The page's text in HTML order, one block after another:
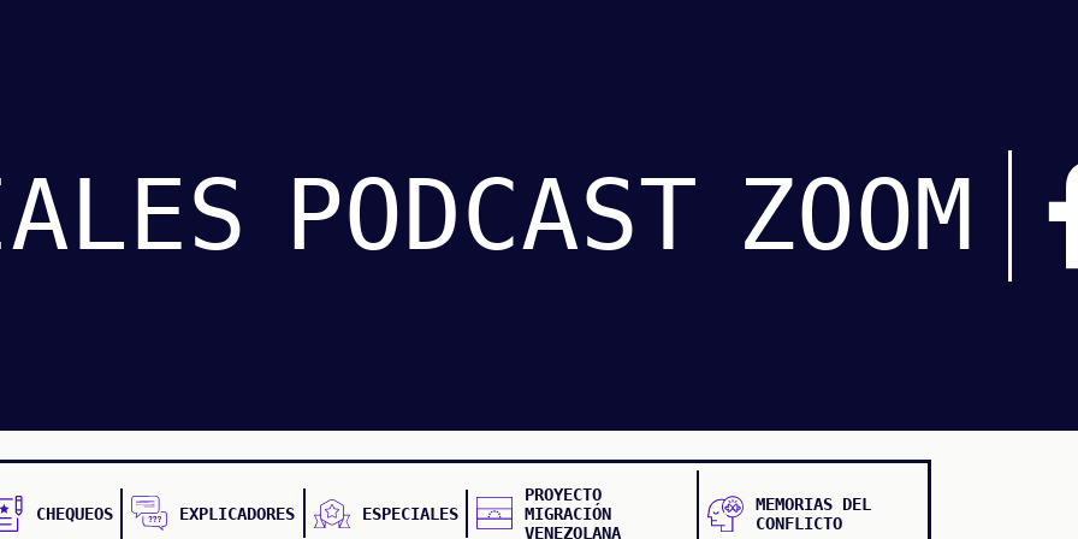
PODCAST ZOOM
CHEQUEOS EXPLICADORES ESPECIALES
PROYECTO
MIGRACIÓN
VENEZOLANA
MEMORIAS DEL
CONFLICTO